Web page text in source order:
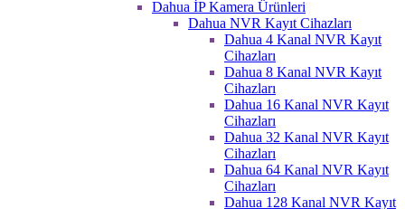
Dahua İP Kamera Ürünleri
Dahua NVR Kayıt Cihazları
Dahua 4 Kanal NVR Kayıt
Cihazları
Dahua 8 Kanal NVR Kayıt
Cihazları
Dahua 16 Kanal NVR Kayıt
Cihazları
Dahua 32 Kanal NVR Kayıt
Cihazları
Dahua 64 Kanal NVR Kayıt
Cihazları
Dahua 128 Kanal NVR Kayıt